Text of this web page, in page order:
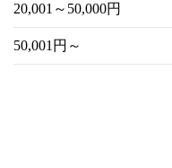
20,001～50,000円
50,001円～